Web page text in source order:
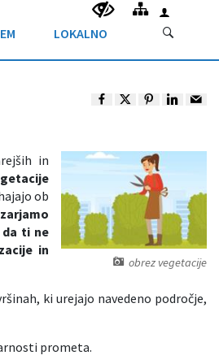
LOKALNO
obrez vegetacije
in
ob
ti ne
in
ki urejajo navedeno področje,
prometa.